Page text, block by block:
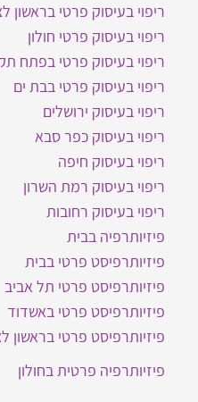
ריפוי בעיסוק פרטי בראשון
ריפוי בעיסוק פרטי חולון
ריפוי בעיסוק פרטי בפתח
ריפוי בעיסוק פרטי בבת ים
ריפוי בעיסוק ירושלים
ריפוי בעיסוק כפר סבא
ריפוי בעיסוק חיפה
ריפוי בעיסוק רמת השרון
ריפוי בעיסוק רחובות
פיזיותרפיה בבית
פיזיותרפיסט פרטי בבית
פיזיותרפיסט פרטי תל אביב
פיזיותרפיסט פרטי באשדוד
פיזיותרפיסט פרטי בראשון
פיזיותרפיה פרטית בחולון